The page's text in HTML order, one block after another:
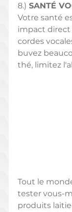
8.) SANTÉ
Votre santé
impact direct
cordes
buvez
thé, limitez
Tout le
tester vous-
produits